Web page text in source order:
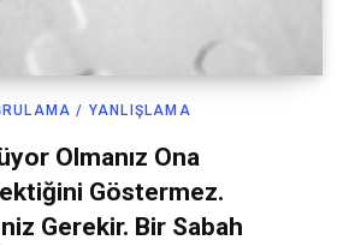
/ YANLIŞLAMA
Olmanız Ona
Göstermez.
Gerekir. Bir Sabah